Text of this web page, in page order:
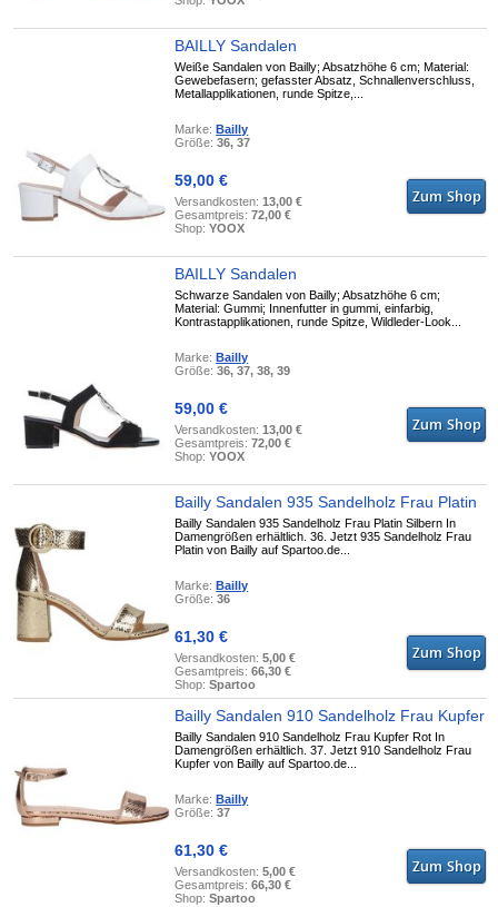
BAILLY Sandalen
Weiße Sandalen von Bailly; Absatzhöhe 6 cm; Material:
Gewebefasern; gefasster Absatz, Schnallenverschluss,
Metallapplikationen, runde Spitze,...
Marke:Bailly
Größe:36, 37
59,00 €
Versandkosten:13,00 €
Gesamtpreis:72,00 €
Shop:YOOX
BAILLY Sandalen
Schwarze Sandalen von Bailly; Absatzhöhe 6 cm;
Material: Gummi; Innenfutter in gummi, einfarbig,
Kontrastapplikationen, runde Spitze, Wildleder-Look...
Marke:Bailly
Größe:36, 37, 38, 39
59,00 €
Versandkosten:13,00 €
Gesamtpreis:72,00 €
Shop:YOOX
Bailly Sandalen 935 Sandelholz Frau Platin
Bailly Sandalen 935 Sandelholz Frau Platin Silbern In
Damengrößen erhältlich. 36. Jetzt 935 Sandelholz Frau
Platin von Bailly auf Spartoo.de...
Marke:Bailly
Größe:36
61,30 €
Versandkosten:5,00 €
Gesamtpreis:66,30 €
Shop:Spartoo
Bailly Sandalen 910 Sandelholz Frau Kupfer
Bailly Sandalen 910 Sandelholz Frau Kupfer Rot In
Damengrößen erhältlich. 37. Jetzt 910 Sandelholz Frau
Kupfer von Bailly auf Spartoo.de...
Marke:Bailly
Größe:37
61,30 €
Versandkosten:5,00 €
Gesamtpreis:66,30 €
Shop:Spartoo